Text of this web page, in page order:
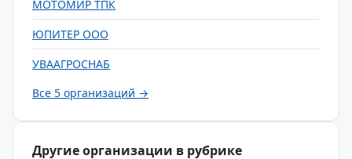
МОТОМИР ТПК
ЮПИТЕР ООО
УВААГРОСНАБ
Все 5 организаций →
Другие организации в рубрике